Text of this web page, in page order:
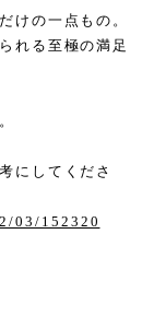
けの一点もの。
れる至極の満足
にしてくださ
03/152320